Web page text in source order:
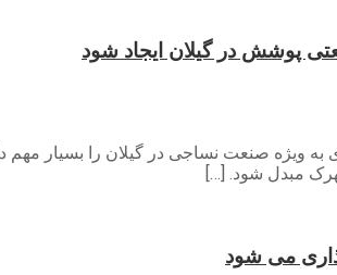
پوشش در گیلان ایجاد شود
به ویژه صنعت نساجی در گیلان را
می شود